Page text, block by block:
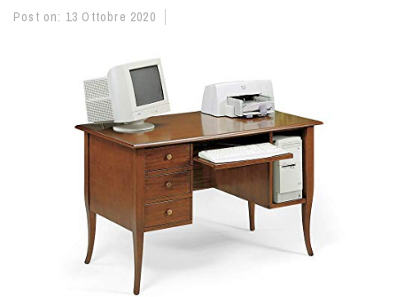
Post on: 13 Ottobre 2020